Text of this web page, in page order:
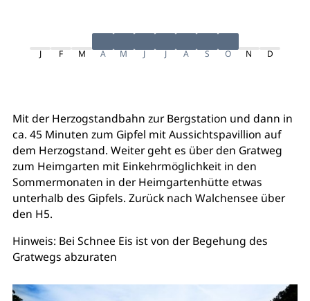
J F M A M J J A S O N D
Mit der Herzogstandbahn zur Bergstation und dann in
ca. 45 Minuten zum Gipfel mit Aussichtspavillion auf
dem Herzogstand. Weiter geht es über den Gratweg
zum Heimgarten mit Einkehrmöglichkeit in den
Sommermonaten in der Heimgartenhütte etwas
unterhalb des Gipfels. Zurück nach Walchensee über
den H5.
Hinweis: Bei Schnee Eis ist von der Begehung des
Gratwegs abzuraten